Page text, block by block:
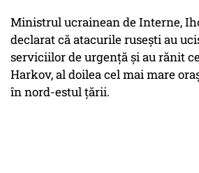
Ministrul ucrainean de Interne,
declarat că atacurile rusești au
serviciilor de urgență și au rănit
Harkov, al doilea cel mai mare
în nord-estul țării.